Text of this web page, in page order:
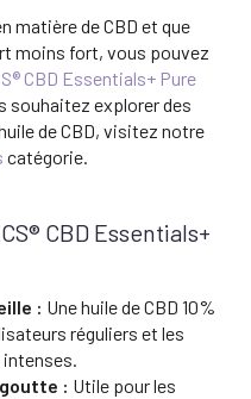
matière de CBD et que
moins fort, vous pouvez
CBD Essentials+ Pure
souhaitez explorer des
de CBD, visitez notre
catégorie.
CBD Essentials+
: Une huile de CBD 10%
réguliers et les
goutte : Utile pour les